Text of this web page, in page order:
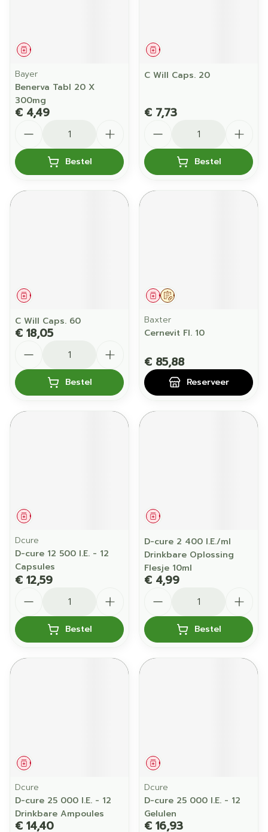
Geneesmiddel
Bayer
Benerva Tabl 20 X
300mg
€ 4,49
Bestel
Geneesmiddel
C Will Caps. 20
€ 7,73
Bestel
Geneesmiddel
C Will Caps. 60
€ 18,05
Bestel
Op voorschrift
Geneesmiddel
Baxter
Cernevit Fl. 10
€ 85,88
Reserveer
Geneesmiddel
Dcure
D-cure 12 500 I.E. - 12
Capsules
€ 12,59
Bestel
Geneesmiddel
D-cure 2 400 I.E./ml
Drinkbare Oplossing
Flesje 10ml
€ 4,99
Bestel
Geneesmiddel
Dcure
D-cure 25 000 I.E. - 12
Drinkbare Ampoules
€ 14,40
Geneesmiddel
Dcure
D-cure 25 000 I.E. - 12
Gelulen
€ 16,93